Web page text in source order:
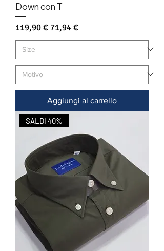
Down con T
Prezzo regolare
119,90 € Prezzo scontato
71,94 €
Aggiungi al carrello
SALDI 40%